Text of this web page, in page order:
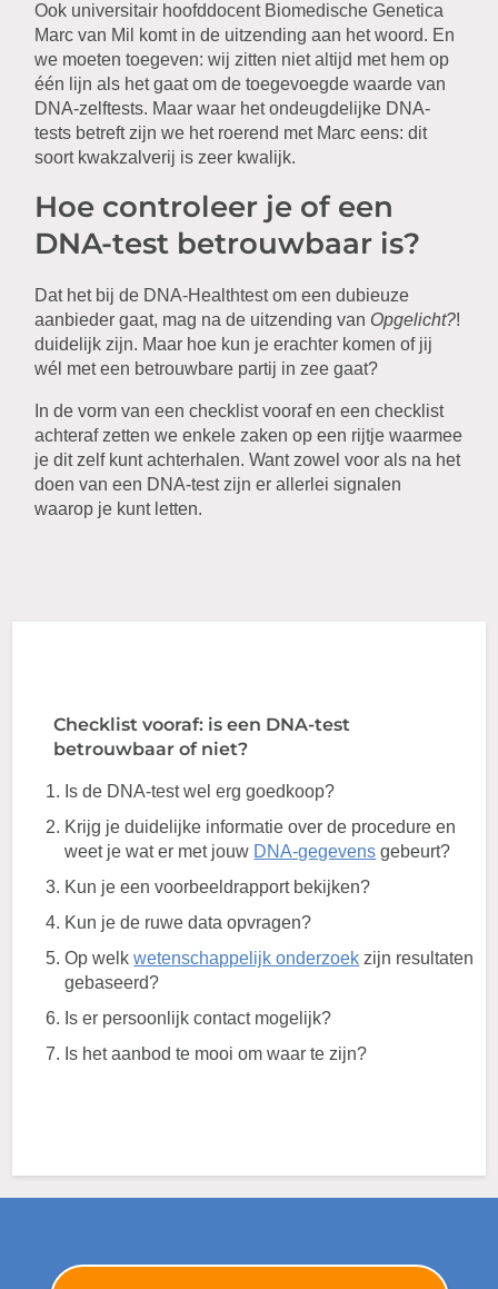
Ook universitair hoofddocent Biomedische Genetica
Marc van Mil komt in de uitzending aan het woord. En
we moeten toegeven: wij zitten niet altijd met hem op
één lijn als het gaat om de toegevoegde waarde van
DNA-zelftests. Maar waar het ondeugdelijke DNA-
tests betreft zijn we het roerend met Marc eens: dit
soort kwakzalverij is zeer kwalijk.
Hoe controleer je of een
DNA-test betrouwbaar is?
Dat het bij de DNA-Healthtest om een dubieuze
aanbieder gaat, mag na de uitzending van Opgelicht?!
duidelijk zijn. Maar hoe kun je erachter komen of jij
wél met een betrouwbare partij in zee gaat?
In de vorm van een checklist vooraf en een checklist
achteraf zetten we enkele zaken op een rijtje waarmee
je dit zelf kunt achterhalen. Want zowel voor als na het
doen van een DNA-test zijn er allerlei signalen
waarop je kunt letten.
Checklist vooraf: is een DNA-test
betrouwbaar of niet?
Is de DNA-test wel erg goedkoop?
Krijg je duidelijke informatie over de procedure en
weet je wat er met jouw DNA-gegevens gebeurt?
Kun je een voorbeeldrapport bekijken?
Kun je de ruwe data opvragen?
Op welkwetenschappelijk onderzoek zijn resultaten
gebaseerd?
Is er persoonlijk contact mogelijk?
Is het aanbod te mooi om waar te zijn?